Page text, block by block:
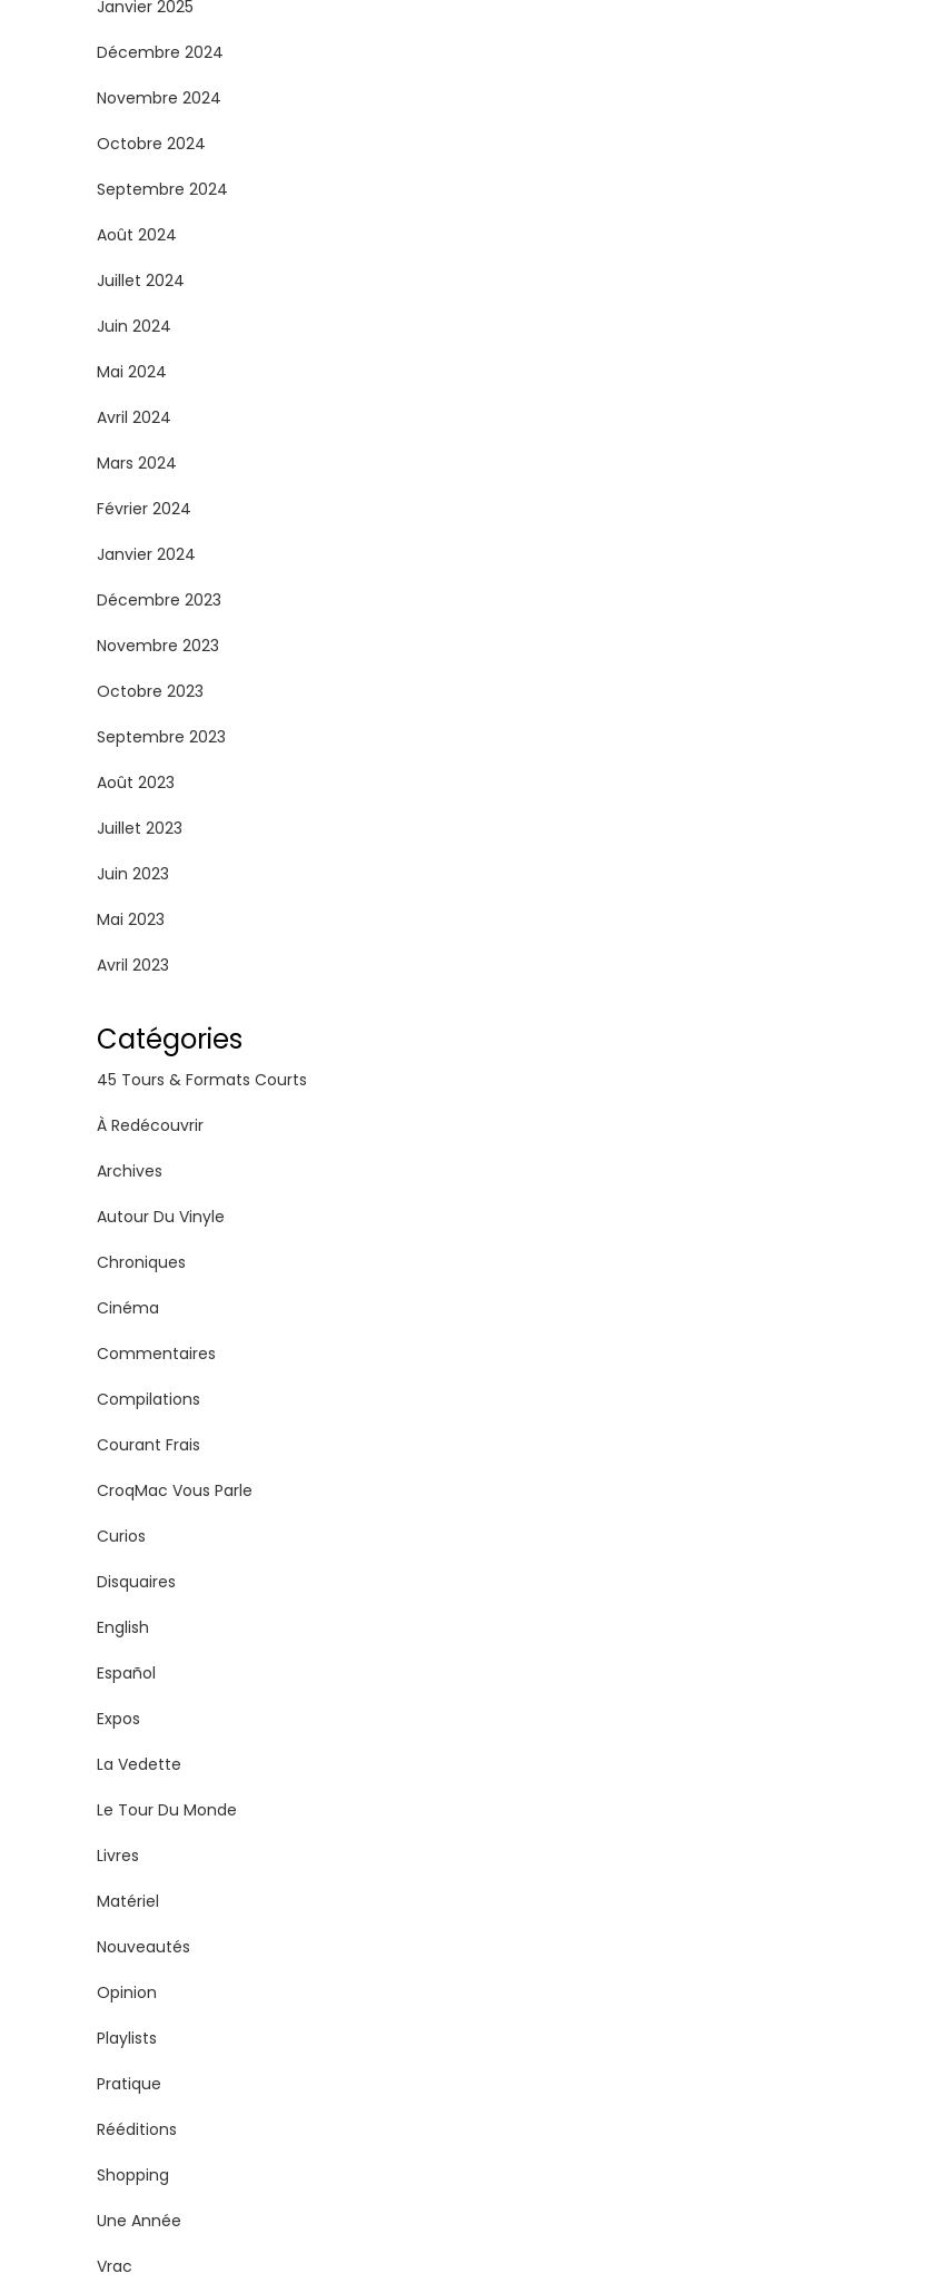
Janvier 2025
Décembre 2024
Novembre 2024
Octobre 2024
Septembre 2024
Août 2024
Juillet 2024
Juin 2024
Mai 2024
Avril 2024
Mars 2024
Février 2024
Janvier 2024
Décembre 2023
Novembre 2023
Octobre 2023
Septembre 2023
Août 2023
Juillet 2023
Juin 2023
Mai 2023
Avril 2023
Catégories
45 Tours & Formats Courts
À Redécouvrir
Archives
Autour Du Vinyle
Chroniques
Cinéma
Commentaires
Compilations
Courant Frais
CroqMac Vous Parle
Curios
Disquaires
English
Español
Expos
La Vedette
Le Tour Du Monde
Livres
Matériel
Nouveautés
Opinion
Playlists
Pratique
Rééditions
Shopping
Une Année
Vrac